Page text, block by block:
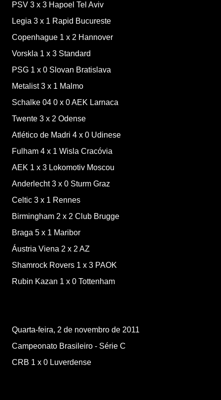
PSV 3 x 3 Hapoel Tel Aviv
Legia 3 x 1 Rapid Bucureste
Copenhague 1 x 2 Hannover
Vorskla 1 x 3 Standard
PSG 1 x 0 Slovan Bratislava
Metalist 3 x 1 Malmo
Schalke 04 0 x 0AEK Larnaca
Twente 3 x 2 Odense
Atlético de Madri 4 x 0 Udinese
Fulham 4 x 1 Wisla Cracóvia
AEK 1 x 3 Lokomotiv Moscou
Anderlecht 3 x 0 Sturm Graz
Celtic 3 x 1 Rennes
Birmingham 2 x 2 Club Brugge
Braga 5 x 1 Maribor
Áustria Viena 2 x 2 AZ
Shamrock Rovers 1 x 3 PAOK
Rubin Kazan 1 x 0 Tottenham
Quarta-feira, 2 de novembro de 2011
Campeonato Brasileiro - Série C
CRB 1 x 0 Luverdense